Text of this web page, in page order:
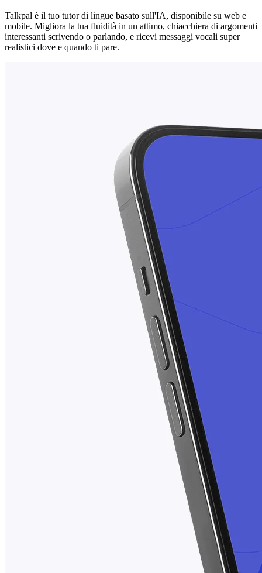
Talkpal è il tuo tutor di lingue basato sull'IA, disponibile su web e
mobile. Migliora la tua fluidità in un attimo, chiacchiera di argomenti
interessanti scrivendo o parlando, e ricevi messaggi vocali super
realistici dove e quando ti pare.